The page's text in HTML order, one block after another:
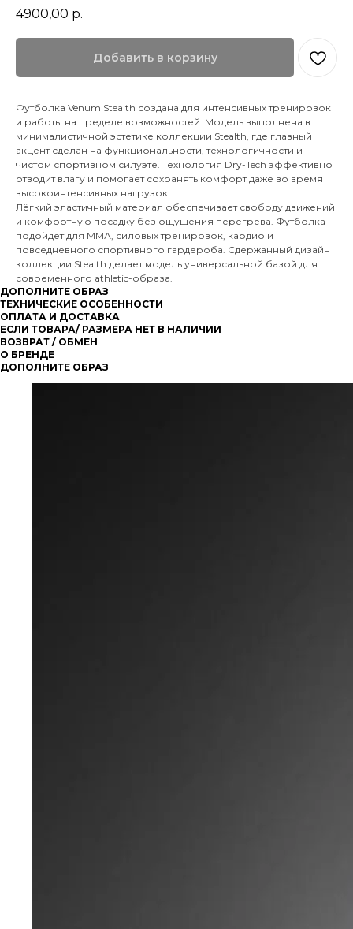
4900,00 р.
Добавить в корзину
Футболка Venum Stealth создана для интенсивных тренировок
и работы на пределе возможностей. Модель выполнена в
минималистичной эстетике коллекции Stealth, где главный
акцент сделан на функциональности, технологичности и
чистом спортивном силуэте. Технология Dry-Tech эффективно
отводит влагу и помогает сохранять комфорт даже во время
высокоинтенсивных нагрузок.
Лёгкий эластичный материал обеспечивает свободу движений
и комфортную посадку без ощущения перегрева. Футболка
подойдёт для ММА, силовых тренировок, кардио и
повседневного спортивного гардероба. Сдержанный дизайн
коллекции Stealth делает модель универсальной базой для
современного athletic-образа.
ДОПОЛНИТЕ ОБРАЗ
ТЕХНИЧЕСКИЕ ОСОБЕННОСТИ
ОПЛАТА И ДОСТАВКА
ЕСЛИ ТОВАРА/ РАЗМЕРА НЕТ В НАЛИЧИИ
ВОЗВРАТ / ОБМЕН
О БРЕНДЕ
ДОПОЛНИТЕ ОБРАЗ